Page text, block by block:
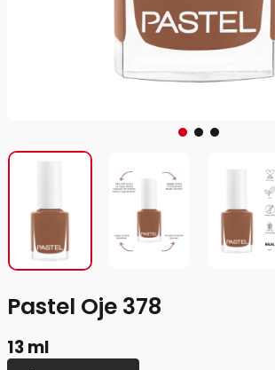
Pastel Oje 378
13 ml